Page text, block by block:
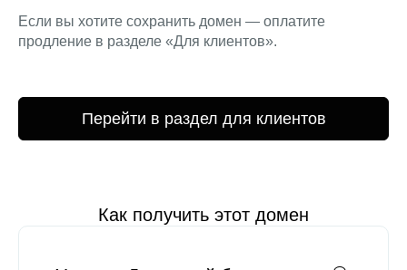
Если вы хотите сохранить домен — оплатите
продление в разделе «Для клиентов».
Перейти в раздел для клиентов
Как получить этот домен